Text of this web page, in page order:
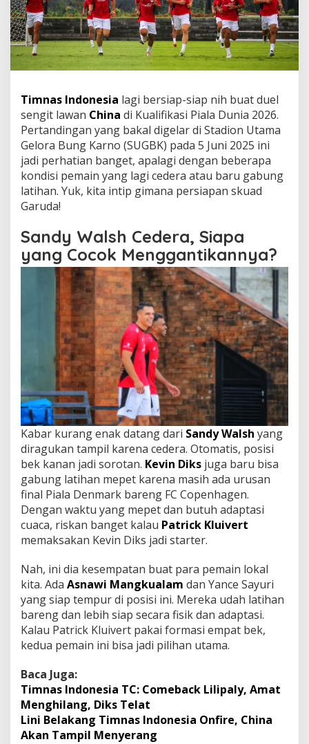
Timnas Indonesia lagi bersiap-siap nih buat duel
sengit lawan China di Kualifikasi Piala Dunia 2026.
Pertandingan yang bakal digelar di Stadion Utama
Gelora Bung Karno (SUGBK) pada 5 Juni 2025 ini
jadi perhatian banget, apalagi dengan beberapa
kondisi pemain yang lagi cedera atau baru gabung
latihan. Yuk, kita intip gimana persiapan skuad
Garuda!
Sandy Walsh Cedera, Siapa
yang Cocok Menggantikannya?
Kabar kurang enak datang dari Sandy Walsh yang
diragukan tampil karena cedera. Otomatis, posisi
bek kanan jadi sorotan. Kevin Diks juga baru bisa
gabung latihan mepet karena masih ada urusan
final Piala Denmark bareng FC Copenhagen.
Dengan waktu yang mepet dan butuh adaptasi
cuaca, riskan banget kalau Patrick Kluivert
memaksakan Kevin Diks jadi starter.
Nah, ini dia kesempatan buat para pemain lokal
kita. Ada Asnawi Mangkualam dan Yance Sayuri
yang siap tempur di posisi ini. Mereka udah latihan
bareng dan lebih siap secara fisik dan adaptasi.
Kalau Patrick Kluivert pakai formasi empat bek,
kedua pemain ini bisa jadi pilihan utama.
Baca Juga:
Timnas Indonesia TC: Comeback Lilipaly, Amat
Menghilang, Diks Telat
Lini Belakang Timnas Indonesia Onfire, China
Akan Tampil Menyerang